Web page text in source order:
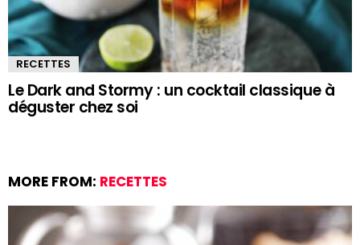
RECETTES
Le Dark and Stormy : un cocktail classique à
déguster chez soi
MORE FROM: RECETTES